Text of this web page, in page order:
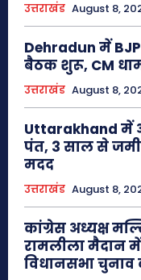
उत्तराखंड August 8,
Dehradun में
बैठक शुरू, CM
उत्तराखंड August 8,
Uttarakhand में
पंत, 3 साल से
मदद
उत्तराखंड August 8,
कांग्रेस अध्यक्ष
रामलीला मैदान
विधानसभा चुनाव